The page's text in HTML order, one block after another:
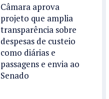
Câmara aprova
projeto que amplia
transparência sobre
despesas de custeio
como diárias e
passagens e envia ao
Senado